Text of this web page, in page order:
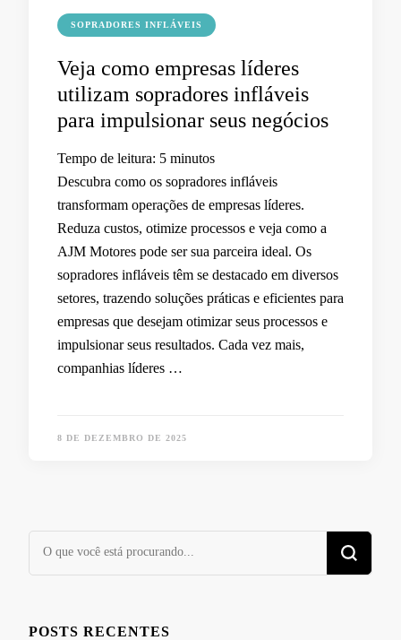
SOPRADORES INFLÁVEIS
Veja como empresas líderes
utilizam sopradores infláveis
para impulsionar seus negócios
Tempo de leitura: 5 minutos
Descubra como os sopradores infláveis
transformam operações de empresas líderes.
Reduza custos, otimize processos e veja como a
AJM Motores pode ser sua parceira ideal. Os
sopradores infláveis têm se destacado em diversos
setores, trazendo soluções práticas e eficientes para
empresas que desejam otimizar seus processos e
impulsionar seus resultados. Cada vez mais,
companhias líderes …
8 DE DEZEMBRO DE 2025
Procurando
POSTS RECENTES